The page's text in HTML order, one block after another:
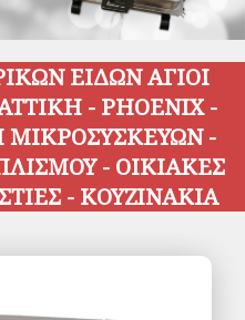
ΕΙΔΩΝ ΑΓΙΟΙ
- PHOENIX -
-
- ΟΙΚΙΑΚΕΣ
- ΚΟΥΖΙΝΑΚΙΑ